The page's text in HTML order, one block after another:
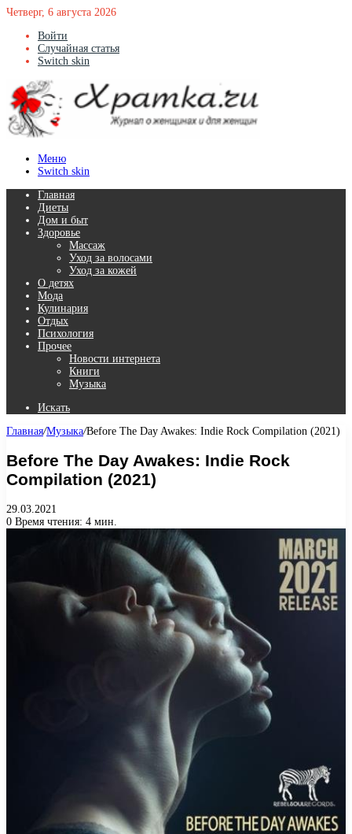
Четверг, 6 августа 2026
Войти
Случайная статья
Switch skin
Меню
Switch skin
Главная
Диеты
Дом и быт
Здоровье
Массаж
Уход за волосами
Уход за кожей
О детях
Мода
Кулинария
Отдых
Психология
Прочее
Новости интернета
Книги
Музыка
Искать
Главная/Музыка/Before The Day Awakes: Indie Rock Compilation (2021)
Before The Day Awakes: Indie Rock
Compilation (2021)
29.03.2021
0 Время чтения: 4 мин.